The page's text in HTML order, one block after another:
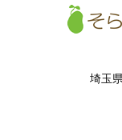
埼玉